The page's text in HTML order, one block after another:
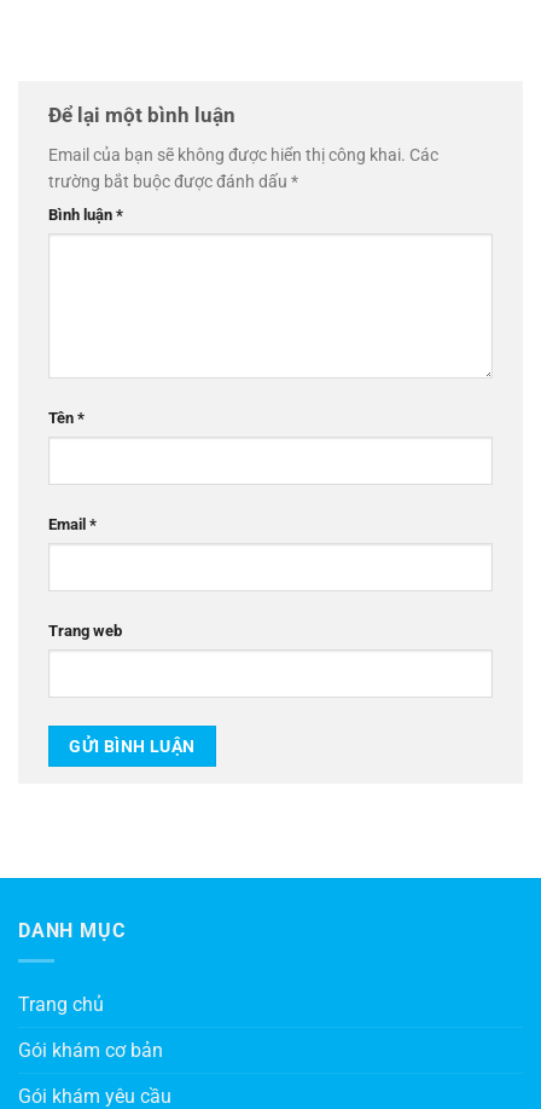
Để lại một bình luận
Email của bạn sẽ không được hiển thị công khai. Các
trường bắt buộc được đánh dấu *
Bình luận *
Tên *
Email *
Trang web
DANH MỤC
Trang chủ
Gói khám cơ bản
Gói khám yêu cầu